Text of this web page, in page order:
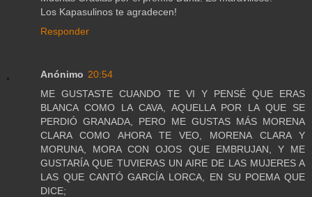
Los Kapasulinos te agradecen!
Responder
Anónimo 20:54
ME GUSTASTE CUANDO TE VI Y PENSÉ QUE ERAS
BLANCA COMO LA CAVA, AQUELLA POR LA QUE SE
PERDIÓ GRANADA, PERO ME GUSTAS MÁS MORENA
CLARA COMO AHORA TE VEO, MORENA CLARA Y
MORUNA, MORA CON OJOS QUE EMBRUJAN, Y ME
GUSTARÍA QUE TUVIERAS UN AIRE DE LAS MUJERES A
LAS QUE CANTÓ GARCÍA LORCA, EN SU POEMA QUE
DICE;